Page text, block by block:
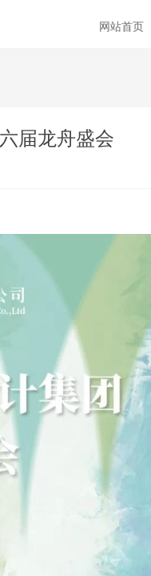
网站首页
届龙舟盛会